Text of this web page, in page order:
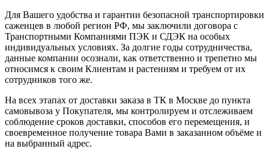
Для Вашего удобства и гарантии безопасной транспортировки
саженцев в любой регион РФ, мы заключили договора с
Транспортными Компаниями ПЭК и СДЭК на особых
индивидуальных условиях. За долгие годы сотрудничества,
данные компании осознали, как ответственно и трепетно мы
относимся к своим Клиентам и растениям и требуем от их
сотрудников того же.
На всех этапах от доставки заказа в ТК в Москве до пункта
самовывоза у Покупателя, мы контролируем и отслеживаем
соблюдение сроков доставки, способов его перемещения, и
своевременное получение товара Вами в заказанном объёме и
на выбранный адрес.